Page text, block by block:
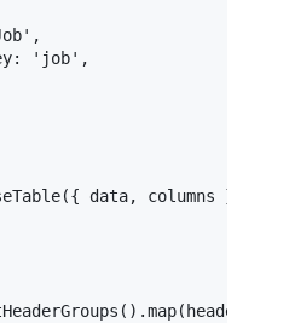
,
: 'job' ,
({ data, columns },